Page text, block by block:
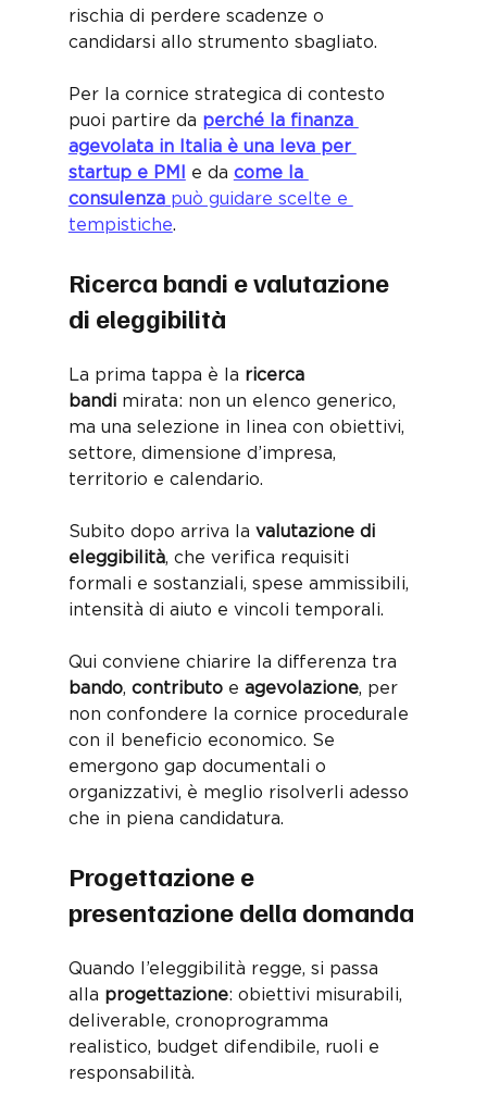
rischia di perdere scadenze o
candidarsi allo strumento sbagliato.
Per la cornice strategica di contesto
puoi partire da perché la finanza
agevolata in Italia è una leva per
startup e PMI
e da come la
consulenza può guidare scelte e
tempistiche.
Ricerca bandi e valutazione
di eleggibilità
La prima tappa è la ricerca
bandi mirata: non un elenco generico,
ma una selezione in linea con obiettivi,
settore, dimensione d’impresa,
territorio e calendario.
Subito dopo arriva la valutazione di
eleggibilità, che verifica requisiti
formali e sostanziali, spese ammissibili,
intensità di aiuto e vincoli temporali.
Qui conviene chiarire la differenza tra
bando, contributo e agevolazione, per
non confondere la cornice procedurale
con il beneficio economico. Se
emergono gap documentali o
organizzativi, è meglio risolverli adesso
che in piena candidatura.
Progettazione e
presentazione della domanda
Quando l’eleggibilità regge, si passa
alla progettazione: obiettivi misurabili,
deliverable, cronoprogramma
realistico, budget difendibile, ruoli e
responsabilità.